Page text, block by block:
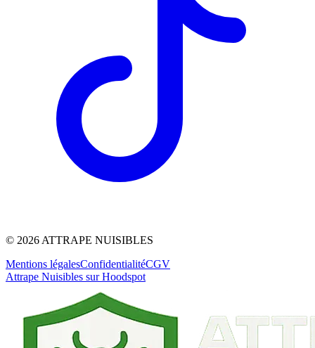
© 2026 ATTRAPE NUISIBLES
Mentions légalesConfidentialitéCGV
Attrape Nuisibles sur Hoodspot